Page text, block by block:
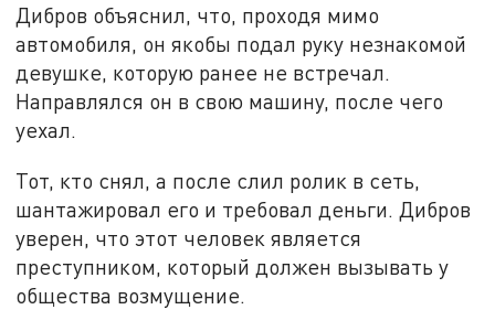
Дибров объяснил, что, проходя мимо
автомобиля, он якобы подал руку незнакомой
девушке, которую ранее не встречал.
Направлялся он в свою машину, после чего
уехал.
Тот, кто снял, а после слил ролик в сеть,
шантажировал его и требовал деньги. Дибров
уверен, что этот человек является
преступником, который должен вызывать у
общества возмущение.